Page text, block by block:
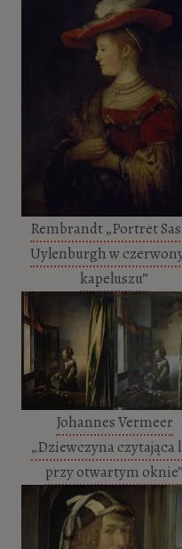
Rembrandt „Portret
Uylenburgh w
kapeluszu”
Johannes Vermeer
„Dziewczyna czytająca
przy otwartym oknie”